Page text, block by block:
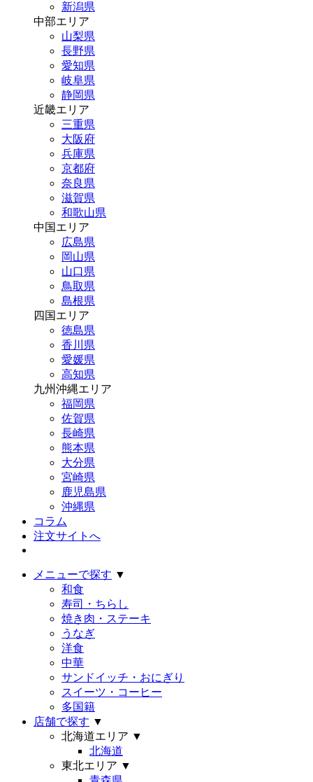
新潟県
中部エリア
山梨県
長野県
愛知県
岐阜県
静岡県
近畿エリア
三重県
大阪府
兵庫県
京都府
奈良県
滋賀県
和歌山県
中国エリア
広島県
岡山県
山口県
鳥取県
島根県
四国エリア
徳島県
香川県
愛媛県
高知県
九州沖縄エリア
福岡県
佐賀県
長崎県
熊本県
大分県
宮崎県
鹿児島県
沖縄県
コラム
注文サイトへ
メニューで探す ▼
和食
寿司・ちらし
焼き肉・ステーキ
うなぎ
洋食
中華
サンドイッチ・おにぎり
スイーツ・コーヒー
多国籍
店舗で探す ▼
北海道エリア ▼
北海道
東北エリア ▼